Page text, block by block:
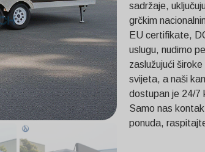
sadržaje,
grčkim
EU certifikate,
uslugu, nudimo
zaslužujući
svijeta, a naši
dostupan je 24/7
Samo nas
ponuda,